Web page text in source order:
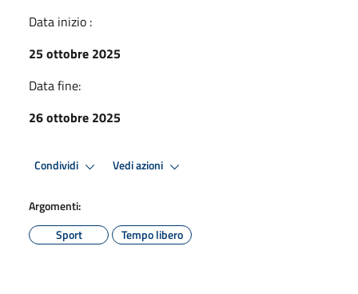
Data inizio :
25 ottobre 2025
Data fine:
26 ottobre 2025
Condividi Vedi azioni
Argomenti:
Sport
Tempo libero